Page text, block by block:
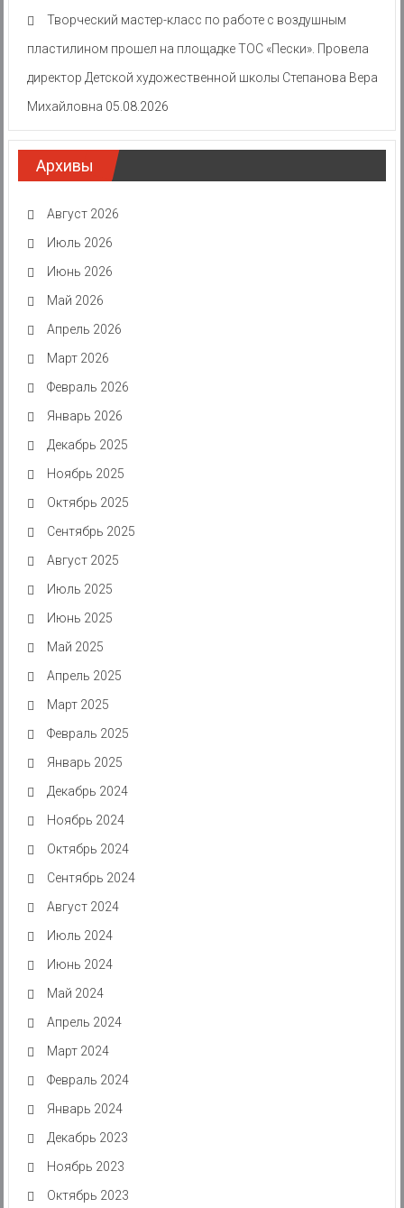
Творческий мастер-класс по работе с воздушным
пластилином прошел на площадке ТОС «Пески». Провела
директор Детской художественной школы Степанова Вера
Михайловна 05.08.2026
Архивы
Август 2026
Июль 2026
Июнь 2026
Май 2026
Апрель 2026
Март 2026
Февраль 2026
Январь 2026
Декабрь 2025
Ноябрь 2025
Октябрь 2025
Сентябрь 2025
Август 2025
Июль 2025
Июнь 2025
Май 2025
Апрель 2025
Март 2025
Февраль 2025
Январь 2025
Декабрь 2024
Ноябрь 2024
Октябрь 2024
Сентябрь 2024
Август 2024
Июль 2024
Июнь 2024
Май 2024
Апрель 2024
Март 2024
Февраль 2024
Январь 2024
Декабрь 2023
Ноябрь 2023
Октябрь 2023